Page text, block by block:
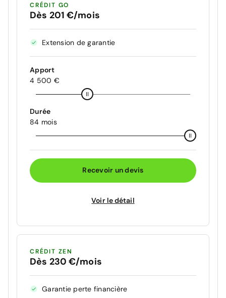
CRÉDIT GO
Dès 201 €/mois
Extension de garantie
Apport
4 500 €
Durée
84 mois
Recevoir un devis
Voir le détail
CRÉDIT ZEN
Dès 230 €/mois
Garantie perte financière